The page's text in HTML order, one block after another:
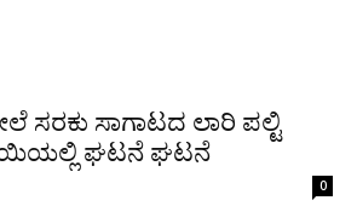
ಸರಕು ಸಾಗಾಟದ ಲಾರಿ ಪಲ್ಟಿ
ಘಟನೆ ಘಟನೆ
0